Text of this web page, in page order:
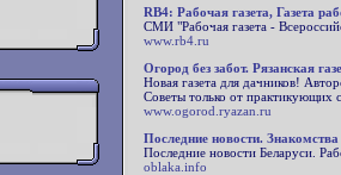
RB4: Рабочая газета, Газета
СМИ "Рабочая газета -
www.rb4.ru
Огород без забот. Рязанская
Новая газета для дачников!
Советы только от практикующих
www.ogorod.ryazan.ru
Последние новости. Знакомства
Последние новости Беларуси.
oblaka.info